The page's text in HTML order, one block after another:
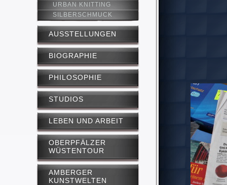
URBAN KNITTING
SILBERSCHMUCK
AUSSTELLUNGEN
BIOGRAPHIE
PHILOSOPHIE
STUDIOS
LEBEN UND ARBEIT
OBERPFÄLZER
WÜSTENTOUR
AMBERGER
KUNSTWELTEN